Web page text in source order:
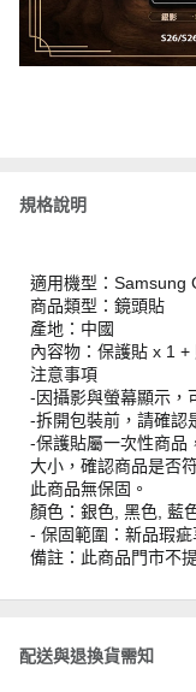
規格說明
適用機型：Samsung
商品類型：鏡頭貼
產地：中國
內容物：保護貼 x 1
注意事項
-因攝影與螢幕顯示，
-拆開包裝前，請確認
-保護貼屬一次性商品
大小，確認商品是否
此商品無保固。
顏色：銀色, 黑色, 藍
- 保固範圍：新品瑕疵
備註：此商品門市不
配送與退換貨需知